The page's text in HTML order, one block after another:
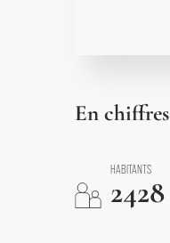
En chiffres
HABITANTS
2428